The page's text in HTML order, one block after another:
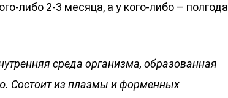
либо 2-3 месяца, а у кого-либо – полгода
среда организма, образованная
Состоит из плазмы и форменных